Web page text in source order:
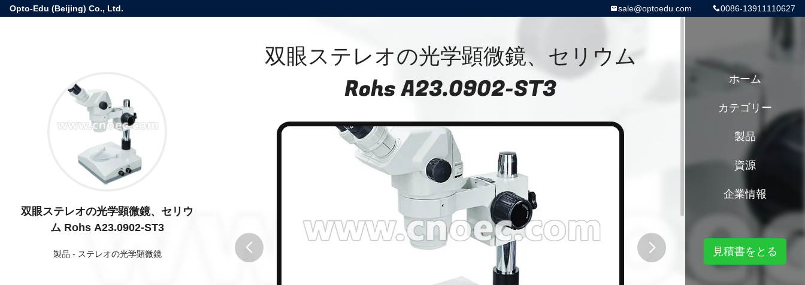
Opto-Edu (Beijing) Co., Ltd. 0086-13911110627
sale@optoedu.com
双眼ステレオの光学顕微鏡、セリウ
ム Rohs A23.0902-ST3
製品 - ステレオの光学顕微鏡
双眼ステレオの光学顕微鏡、セリウム
Rohs A23.0902-ST3
ホーム
カテゴリー
製品
資源
企業情報
見積書をとる